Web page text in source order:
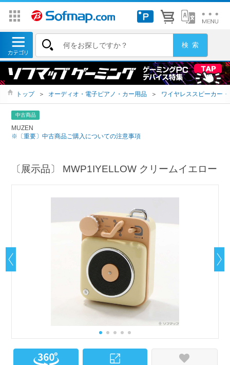
トップ ＞ オーディオ・電子ピアノ・カー用品 ＞ ワイヤレススピーカー
中古商品
MUZEN
※〔重要〕中古商品ご購入についての注意事項
〔展示品〕 MWP1IYELLOW クリームイエロー